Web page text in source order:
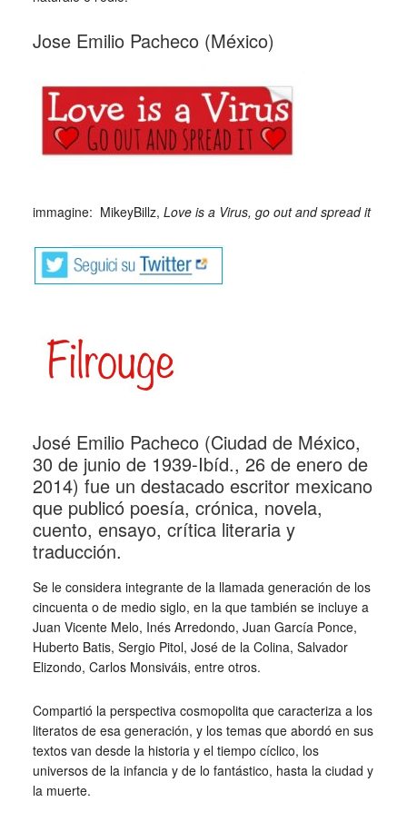
Jose Emilio Pacheco (México)
immagine: MikeyBillz, Love is a Virus, go out and spread it
José Emilio Pacheco (Ciudad de México,
30 de junio de 1939-Ibíd., 26 de enero de
2014)​ fue un destacado escritor mexicano
que publicó poesía, crónica, novela,
cuento, ensayo, crítica literaria y
traducción.
Se le considera integrante de la llamada generación de los
cincuenta o de medio siglo, en la que también se incluye a
Juan Vicente Melo, Inés Arredondo, Juan García Ponce,
Huberto Batis, Sergio Pitol, José de la Colina, Salvador
Elizondo, Carlos Monsiváis, entre otros.
Compartió la perspectiva cosmopolita​ que caracteriza a los
literatos de esa generación, y los temas que abordó en sus
textos van desde la historia y el tiempo cíclico, los
universos de la infancia y de lo fantástico, hasta la ciudad y
la muerte.